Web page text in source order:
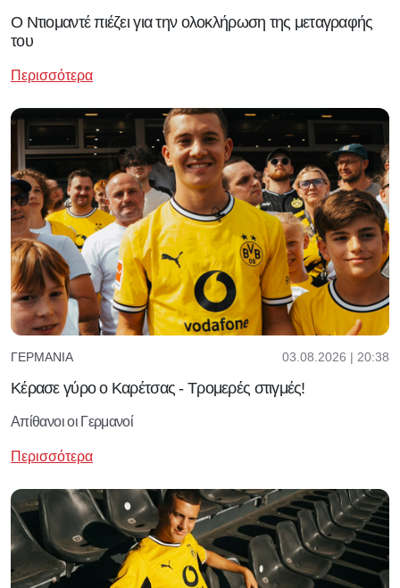
O Ντιομαντέ πιέζει για την ολοκλήρωση της μεταγραφής
του
Περισσότερα
ΓΕΡΜΑΝΊΑ 03.08.2026 | 20:38
Κέρασε γύρο ο Καρέτσας - Τρομερές στιγμές!
Απίθανοι οι Γερμανοί
Περισσότερα